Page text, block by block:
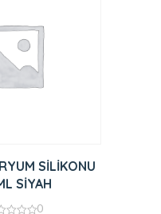
SİLİKONU
SİYAH
0